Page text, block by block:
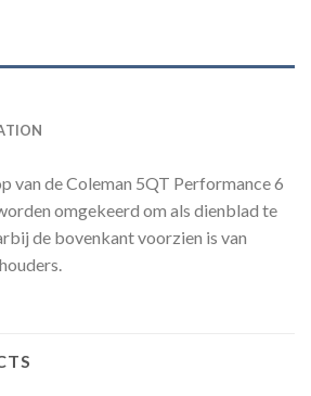
van de Coleman 5QT Performance 6
omgekeerd om als dienblad te
de bovenkant voorzien is van